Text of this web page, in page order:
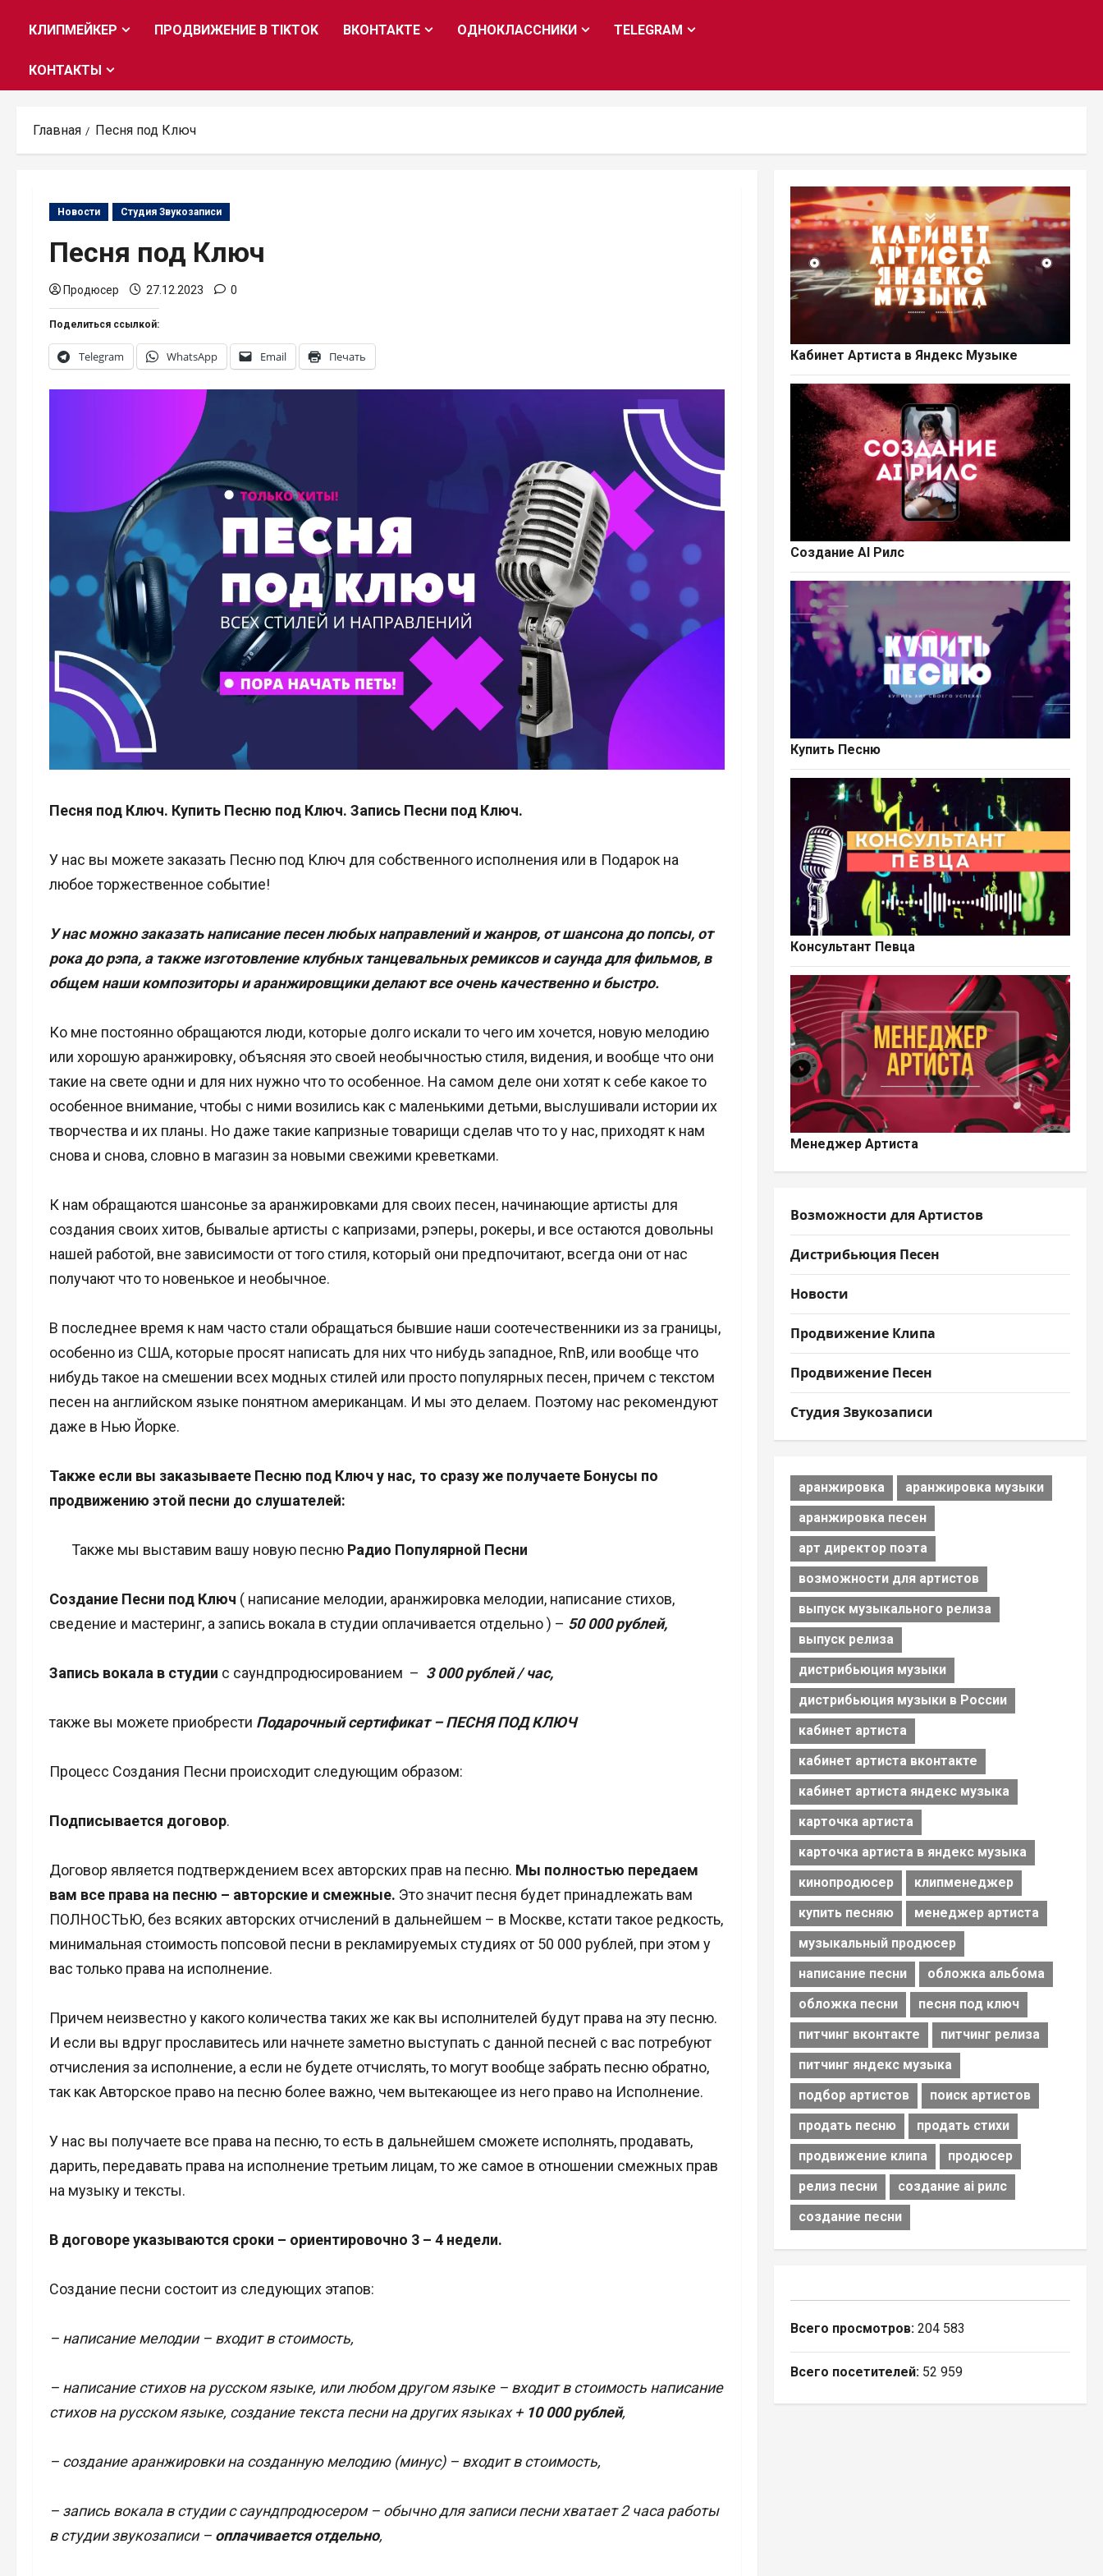
КЛИПМЕЙКЕР ПРОДВИЖЕНИЕ В TIKTOK ВКОНТАКТЕ ОДНОКЛАССНИКИ TELEGRAM
КОНТАКТЫ
Главная Песня под Ключ
Новости Студия Звукозаписи
Песня под Ключ
Продюсер 27.12.2023 0
Поделиться ссылкой:
Telegram WhatsApp Email Печать
Песня под Ключ. Купить Песню под Ключ. Запись Песни под Ключ.
У нас вы можете заказать Песню под Ключ для собственного исполнения или в Подарок на
любое торжественное событие!
У нас можно заказать написание песен любых направлений и жанров, от шансона до попсы, от
рока до рэпа, а также изготовление клубных танцевальных ремиксов и саунда для фильмов, в
общем наши композиторы и аранжировщики делают все очень качественно и быстро.
Ко мне постоянно обращаются люди, которые долго искали то чего им хочется, новую мелодию
или хорошую аранжировку, объясняя это своей необычностью стиля, видения, и вообще что они
такие на свете одни и для них нужно что то особенное. На самом деле они хотят к себе какое то
особенное внимание, чтобы с ними возились как с маленькими детьми, выслушивали истории их
творчества и их планы. Но даже такие капризные товарищи сделав что то у нас, приходят к нам
снова и снова, словно в магазин за новыми свежими креветками.
К нам обращаются шансонье за аранжировками для своих песен, начинающие артисты для
создания своих хитов, бывалые артисты с капризами, рэперы, рокеры, и все остаются довольны
нашей работой, вне зависимости от того стиля, который они предпочитают, всегда они от нас
получают что то новенькое и необычное.
В последнее время к нам часто стали обращаться бывшие наши соотечественники из за границы,
особенно из США, которые просят написать для них что нибудь западное, RnB, или вообще что
нибудь такое на смешении всех модных стилей или просто популярных песен, причем с текстом
песен на английском языке понятном американцам. И мы это делаем. Поэтому нас рекомендуют
даже в Нью Йорке.
Также если вы заказываете Песню под Ключ у нас, то сразу же получаете Бонусы по
продвижению этой песни до слушателей:
Также мы выставим вашу новую песню Радио Популярной Песни
Создание Песни под Ключ ( написание мелодии, аранжировка мелодии, написание стихов,
сведение и мастеринг, а запись вокала в студии оплачивается отдельно ) – 50 000 рублей,
Запись вокала в студии с саундпродюсированием – 3 000 рублей / час,
также вы можете приобрести Подарочный сертификат – ПЕСНЯ ПОД КЛЮЧ
Процесс Создания Песни происходит следующим образом:
Подписывается договор.
Договор является подтверждением всех авторских прав на песню. Мы полностью передаем
вам все права на песню – авторские и смежные. Это значит песня будет принадлежать вам
ПОЛНОСТЬЮ, без всяких авторских отчислений в дальнейшем – в Москве, кстати такое редкость,
минимальная стоимость попсовой песни в рекламируемых студиях от 50 000 рублей, при этом у
вас только права на исполнение.
Причем неизвестно у какого количества таких же как вы исполнителей будут права на эту песню.
И если вы вдруг прославитесь или начнете заметно выступать с данной песней с вас потребуют
отчисления за исполнение, а если не будете отчислять, то могут вообще забрать песню обратно,
так как Авторское право на песню более важно, чем вытекающее из него право на Исполнение.
У нас вы получаете все права на песню, то есть в дальнейшем сможете исполнять, продавать,
дарить, передавать права на исполнение третьим лицам, то же самое в отношении смежных прав
на музыку и тексты.
В договоре указываются сроки – ориентировочно 3 – 4 недели.
Создание песни состоит из следующих этапов:
– написание мелодии – входит в стоимость,
– написание стихов на русском языке, или любом другом языке – входит в стоимость написание
стихов на русском языке, создание текста песни на других языках +10 000 рублей,
– создание аранжировки на созданную мелодию (минус) – входит в стоимость,
– запись вокала в студии с саундпродюсером – обычно для записи песни хватает 2 часа работы
в студии звукозаписи – оплачивается отдельно,
Кабинет Артиста в Яндекс Музыке
Создание AI Рилс
Купить Песню
Консультант Певца
Менеджер Артиста
Возможности для Артистов
Дистрибьюция Песен
Новости
Продвижение Клипа
Продвижение Песен
Студия Звукозаписи
аранжировка
аранжировка музыки
аранжировка песен
арт директор поэта
возможности для артистов
выпуск музыкального релиза
выпуск релиза
дистрибьюция музыки
дистрибьюция музыки в России
кабинет артиста
кабинет артиста вконтакте
кабинет артиста яндекс музыка
карточка артиста
карточка артиста в яндекс музыка
кинопродюсер
клипменеджер
купить песняю
менеджер артиста
музыкальный продюсер
написание песни
обложка альбома
обложка песни
песня под ключ
питчинг вконтакте
питчинг релиза
питчинг яндекс музыка
подбор артистов
поиск артистов
продать песню
продать стихи
продвижение клипа
продюсер
релиз песни
создание ai рилс
создание песни
Всего просмотров: 204 583
Всего посетителей: 52 959